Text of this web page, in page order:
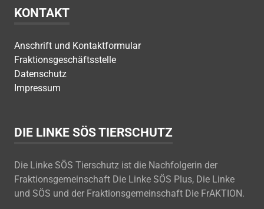
KONTAKT
Anschrift und Kontaktformular
Fraktionsgeschäftsstelle
Datenschutz
Impressum
DIE LINKE SÖS TIERSCHUTZ
Die Linke SÖS Tierschutz ist die Nachfolgerin der
Fraktionsgemeinschaft Die Linke SÖS Plus, Die Linke
und SÖS und der Fraktionsgemeinschaft Die FrAKTION.